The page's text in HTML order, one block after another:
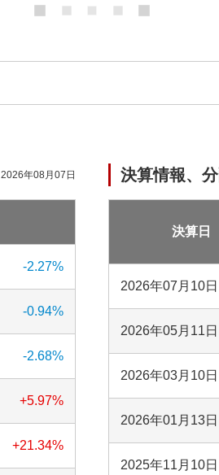
2026年08月07日
-2.27%
-0.94%
-2.68%
+5.97%
+21.34%
決算情報、
決算日
2026年07月10日
2026年05月11日
2026年03月10日
2026年01月13日
2025年11月10日